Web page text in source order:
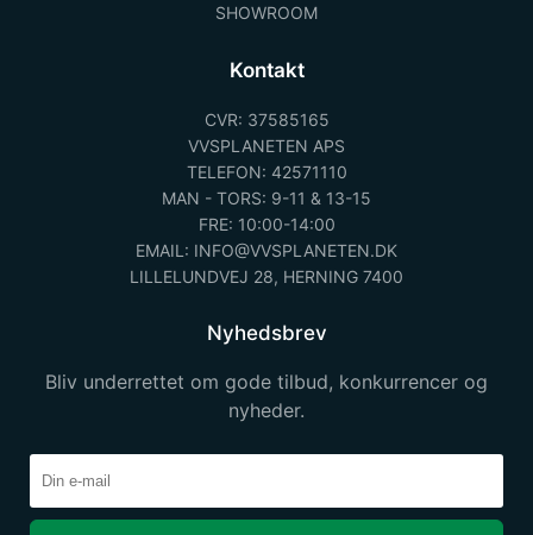
SHOWROOM
Kontakt
CVR: 37585165
VVSPLANETEN APS
TELEFON: 42571110
MAN - TORS: 9-11 & 13-15
FRE: 10:00-14:00
EMAIL: INFO@VVSPLANETEN.DK
LILLELUNDVEJ 28, HERNING 7400
Nyhedsbrev
Bliv underrettet om gode tilbud, konkurrencer og
nyheder.